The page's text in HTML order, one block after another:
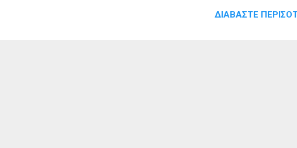
ΔΙΑΒΆΣΤΕ